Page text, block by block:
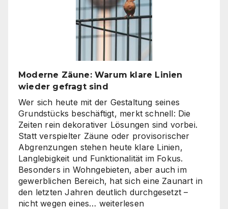
Produktion?
finden
Unternehmen
Weg
zu
skalierbarem
Video-
Content
Moderne Zäune: Warum klare Linien
wieder gefragt sind
Wer sich heute mit der Gestaltung seines
Grundstücks beschäftigt, merkt schnell: Die
Zeiten rein dekorativer Lösungen sind vorbei.
Statt verspielter Zäune oder provisorischer
Abgrenzungen stehen heute klare Linien,
Langlebigkeit und Funktionalität im Fokus.
Besonders in Wohngebieten, aber auch im
gewerblichen Bereich, hat sich eine Zaunart in
den letzten Jahren deutlich durchgesetzt –
nicht wegen eines… Moderne
weiterlesen